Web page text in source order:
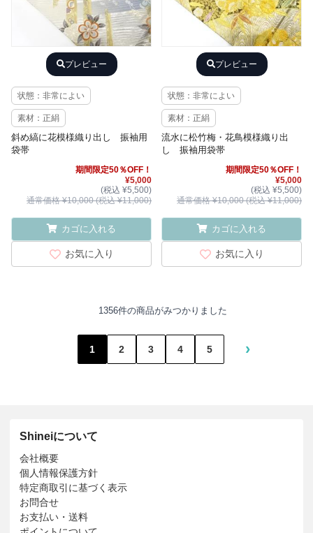
プレビュー
状態：非常によい
素材：正絹
斜め縞に花模様織り出し 振袖用
袋帯
期間限定50％OFF！
¥5,000
(税込 ¥5,500)
通常価格 ¥10,000 (税込 ¥11,000)
カゴに入れる
お気に入り
プレビュー
状態：非常によい
素材：正絹
流水に松竹梅・花鳥模様織り出
し 振袖用袋帯
期間限定50％OFF！
¥5,000
(税込 ¥5,500)
通常価格 ¥10,000 (税込 ¥11,000)
カゴに入れる
お気に入り
1356件の商品がみつかりました
1 2 3 4 5 ›
Shineiについて
会社概要
個人情報保護方針
特定商取引に基づく表示
お問合せ
お支払い・送料